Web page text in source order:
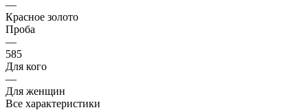
—
Красное золото
Проба
—
585
Для кого
—
Для женщин
Все характеристики